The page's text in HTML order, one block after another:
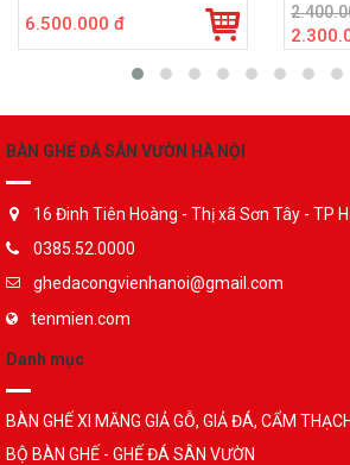
6.500.000 đ
BÀN GHẾ ĐÁ SÂN VƯỜN HÀ NỘI
16 Đinh Tiên Hoàng - Thị xã Sơn Tây - TP
0385.52.0000
ghedacongvienhanoi@gmail.com
tenmien.com
Danh mục
BÀN GHẾ XI MĂNG GIẢ GỖ, GIẢ ĐÁ, CẨM THẠCH
BỘ BÀN GHẾ - GHẾ ĐÁ SÂN VƯỜN